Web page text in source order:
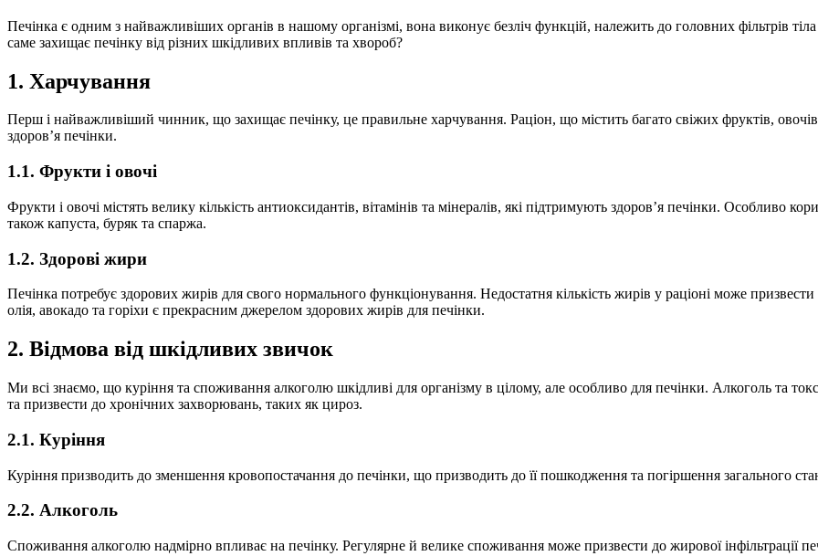
Печінка є одним з найважливіших органів в нашому організмі, вона виконує безліч функцій, належить до головних фільтрів
саме захищає печінку від різних шкідливих впливів та хвороб?
1. Харчування
Перш і найважливіший чинник, що захищає печінку, це правильне харчування. Раціон, що містить багато свіжих фруктів,
здоров’я печінки.
1.1. Фрукти і овочі
Фрукти і овочі містять велику кількість антиоксидантів, вітамінів та мінералів, які підтримують здоров’я печінки. Особливо
також капуста, буряк та спаржа.
1.2. Здорові жири
Печінка потребує здорових жирів для свого нормального функціонування. Недостатня кількість жирів у раціоні може
олія, авокадо та горіхи є прекрасним джерелом здорових жирів для печінки.
2. Відмова від шкідливих звичок
Ми всі знаємо, що куріння та споживання алкоголю шкідливі для організму в цілому, але особливо для печінки. Алкоголь та
та призвести до хронічних захворювань, таких як цироз.
2.1. Куріння
Куріння призводить до зменшення кровопостачання до печінки, що призводить до її пошкодження та погіршення загального
2.2. Алкоголь
Споживання алкоголю надмірно впливає на печінку. Регулярне й велике споживання може призвести до жирової інфільтрації